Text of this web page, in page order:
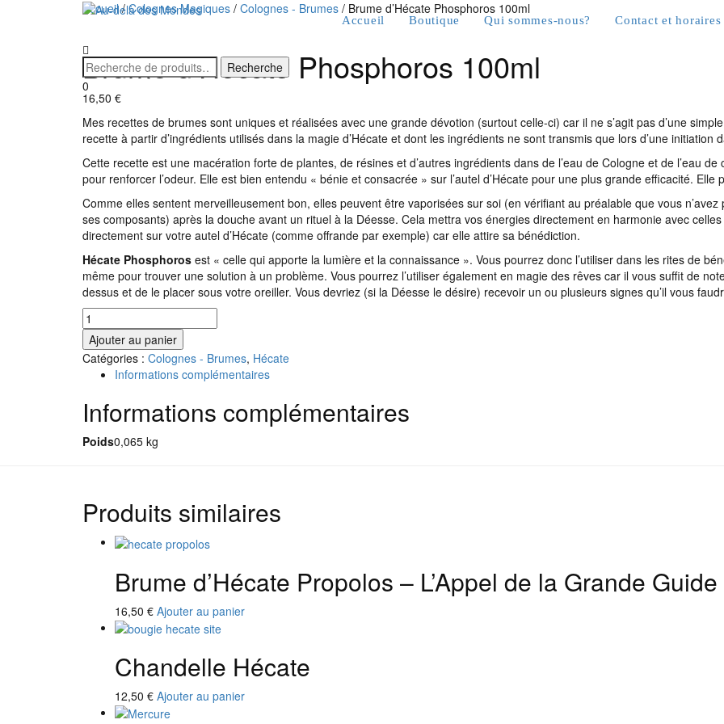
Accueil Boutique Qui sommes-nous? Contact et horaires
0
Accueil/Colognes Magiques / Colognes - Brumes / Brume d’Hécate Phosphoros 100ml
Brume d’Hécate Phosphoros 100ml
16,50 €
Mes recettes de brumes sont uniques et réalisées avec une grande dévotion (surtout celle-ci) car il ne s’agit pas d’une
recette à partir d’ingrédients utilisés dans la magie d’Hécate et dont les ingrédients ne sont transmis que lors d’une initiation
Cette recette est une macération forte de plantes, de résines et d’autres ingrédients dans de l’eau de Cologne et de l’eau
pour renforcer l’odeur. Elle est bien entendu « bénie et consacrée » sur l’autel d’Hécate pour une plus grande efficacité.
Comme elles sentent merveilleusement bon, elles peuvent être vaporisées sur soi (en vérifiant au préalable que vous n’avez
ses composants) après la douche avant un rituel à la Déesse. Cela mettra vos énergies directement en harmonie avec
directement sur votre autel d’Hécate (comme offrande par exemple) car elle attire sa bénédiction.
Hécate Phosphoros est « celle qui apporte la lumière et la connaissance ». Vous pourrez donc l’utiliser dans les rites de
même pour trouver une solution à un problème. Vous pourrez l’utiliser également en magie des rêves car il vous suffit de
dessus et de le placer sous votre oreiller. Vous devriez (si la Déesse le désire) recevoir un ou plusieurs signes qu’il vous
quantité
de
Brume
d’Hécate
Phosphoros
Ajouter au panier
Catégories : Colognes - Brumes, Hécate
Informations complémentaires
Informations complémentaires
Poids0,065 kg
Produits similaires
Brume d’Hécate Propolos – L’Appel de la Grande
16,50 € Ajouter au panier
Chandelle Hécate
12,50 € Ajouter au panier